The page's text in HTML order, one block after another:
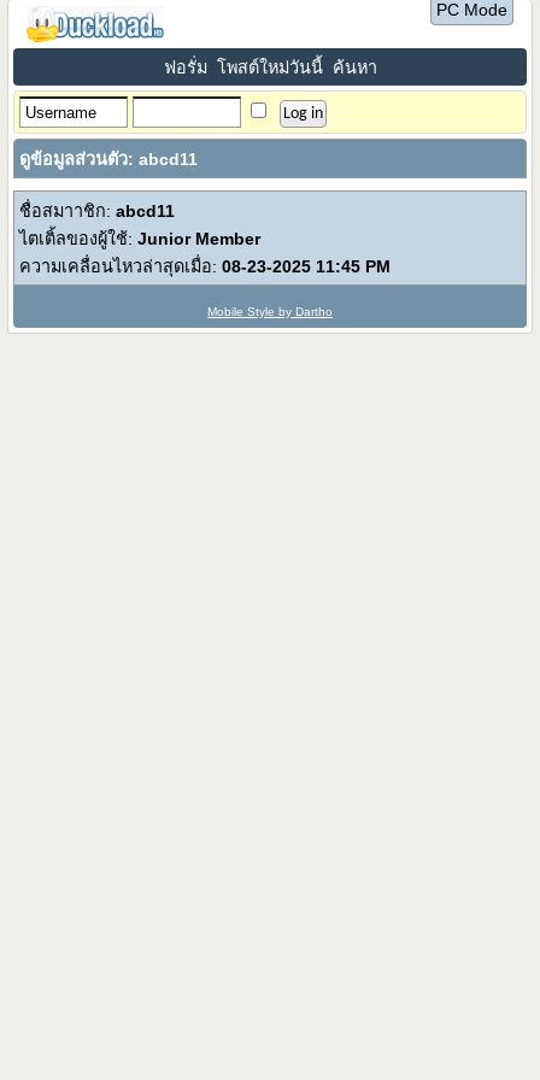
PC Mode
ฟอรั่ม โพสต์ใหม่วันนี้ ค้นหา
ดูข้อมูลส่วนตัว: abcd11
ชื่อสมาาชิก:abcd11
ไตเติ้ลของผู้ใช้:Junior Member
ความเคลื่อนไหวล่าสุดเมื่อ: 08-23-2025 11:45 PM
Mobile Style by Dartho